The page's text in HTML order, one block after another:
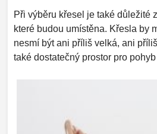
Při výběru křesel je také důležité
které budou umístěna. Křesla by
nesmí být ani příliš velká, ani
také dostatečný prostor pro